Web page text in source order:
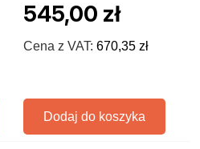
545,00 zł
Cena z VAT:670,35 zł
Dodaj do koszyka